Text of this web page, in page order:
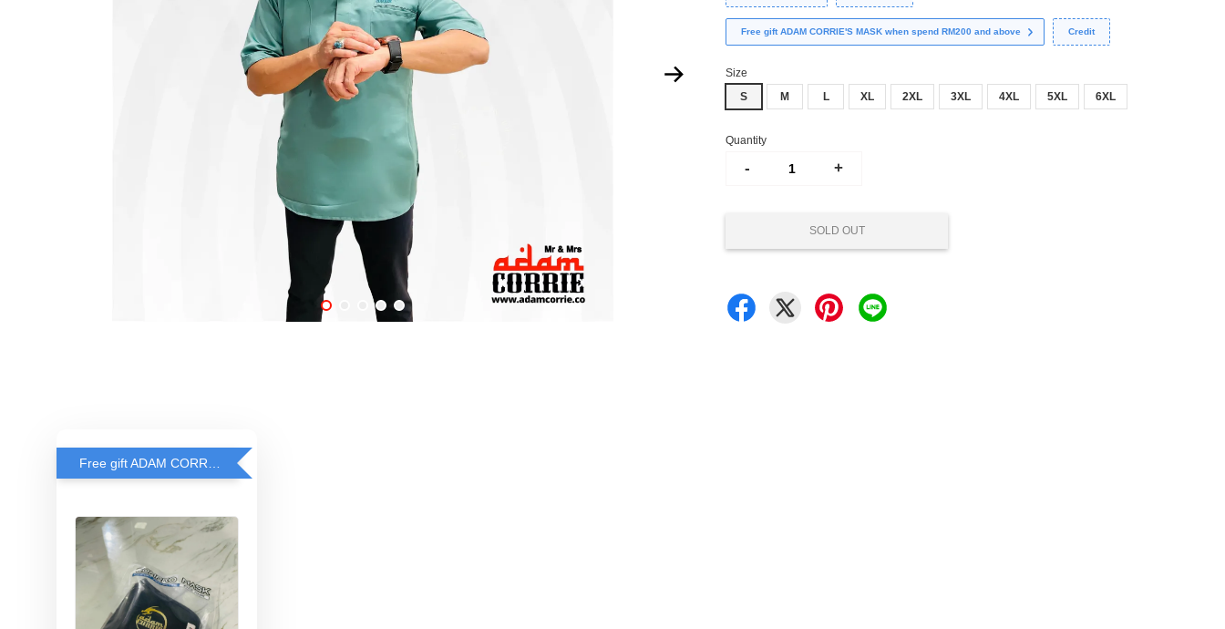
Free gift ADAM CORRIE'S MASK when spend RM200 and above Credit
Size
S
M L XL 2XL 3XL 4XL 5XL 6XL
Quantity
- +
SOLD OUT